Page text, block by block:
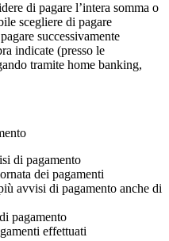
di pagare l’intera somma o
scegliere di pagare
successivamente
indicate (presso le
tramite home banking,
di pagamento
dei pagamenti
avvisi di pagamento anche di
pagamento
effettuati